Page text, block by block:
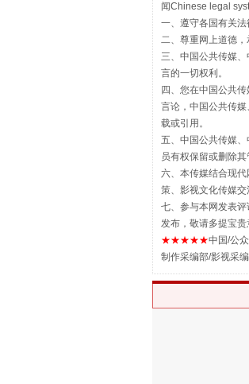
揭
解纷+
闻Chinese legal
一、遵守各国有关
二、尊重网上道德，
三、中国公共传媒
言的一切权利。
四、您在中国公共
言论，中国公共传
载或引用。
五、中国公共传媒
员有权保留或删除其
六、本传媒结合现
策、影视文化传媒交
七、参与本网发表
发布，敬请多提宝
★★★★★中国/公
制作采编部/影视采